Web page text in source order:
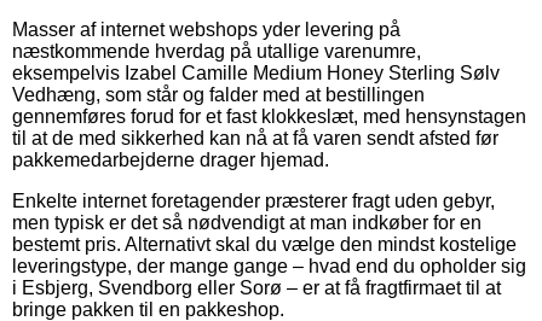
Masser af internet webshops yder levering på
næstkommende hverdag på utallige varenumre,
eksempelvis Izabel Camille Medium Honey Sterling Sølv
Vedhæng, som står og falder med at bestillingen
gennemføres forud for et fast klokkeslæt, med hensynstagen
til at de med sikkerhed kan nå at få varen sendt afsted før
pakkemedarbejderne drager hjemad.
Enkelte internet foretagender præsterer fragt uden gebyr,
men typisk er det så nødvendigt at man indkøber for en
bestemt pris. Alternativt skal du vælge den mindst kostelige
leveringstype, der mange gange – hvad end du opholder sig
i Esbjerg, Svendborg eller Sorø – er at få fragtfirmaet til at
bringe pakken til en pakkeshop.